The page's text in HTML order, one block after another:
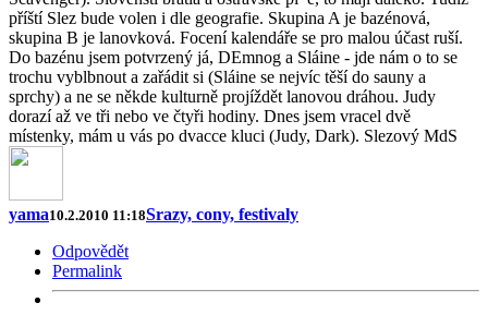
příští Slez bude volen i dle geografie. Skupina A je bazénová,
skupina B je lanovková. Focení kalendáře se pro malou účast ruší.
Do bazénu jsem potvrzený já, DEmnog a Sláine - jde nám o to se
trochu vyblbnout a zařádit si (Sláine se nejvíc těší do sauny a
sprchy) a ne se někde kulturně projíždět lanovou dráhou. Judy
dorazí až ve tři nebo ve čtyři hodiny. Dnes jsem vracel dvě
místenky, mám u vás po dvacce kluci (Judy, Dark). Slezový MdS
yama10.2.2010 11:18Srazy, cony, festivaly
Odpovědět
Permalink